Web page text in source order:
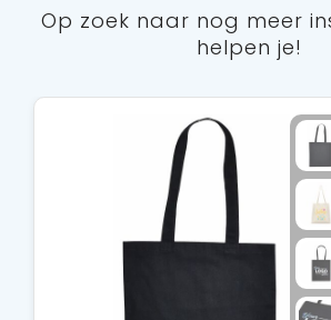
Op zoek naar nog meer
helpen je!